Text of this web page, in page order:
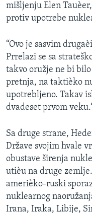
mišljenju Elen
protiv upotrebe
“Ovo je sasvim
Prrelazi se sa
takvo oružje ne bi
pretnja, na taktièko
upotrebljeno. Takav
dvadeset prvom
Sa druge strane,
Države svojim hvale
obustave širenja
utièu na druge
amerièko-ruski
nuklearnog
Irana, Iraka, Libije,